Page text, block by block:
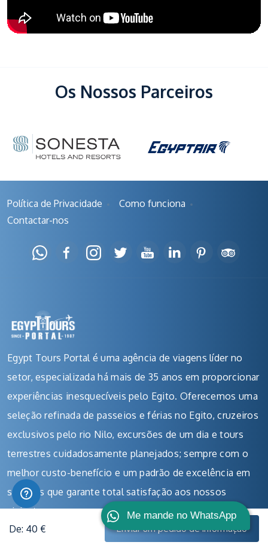
Me mande no WhatsApp
De: 40 € Enviar um pedido de informação
Os Nossos Parceiros
Política de Privacidade
Como funciona
Contactar-nos
Egypt Tours Portal é uma agência de viagens líder no
setor, especializada há mais de 35 anos em proporcionar
experiências inesquecíveis pelo Egito. Oferecemos uma
seleção refinada de passeios e férias no Egito, cruzeiros
exclusivos pelo rio Nilo, excursões de um dia e tours
terrestres cuidadosamente planejados; sempre com o
melhor custo-benefício e um padrão de excelência em
serviços que garante total satisfação aos nossos
viajantes.